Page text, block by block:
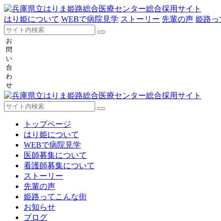
はり姫について WEBで病院見学 ストーリー 先輩の声 姫路っ
お
問
い
合
わ
せ
トップページ
はり姫について
WEBで病院見学
医師募集について
看護師募集について
ストーリー
先輩の声
姫路ってこんな街
お知らせ
ブログ